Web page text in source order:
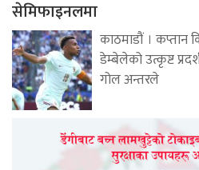
सेमिफाइनलमा
काठमाडौं । कप्तान
डेम्बेलेको उत्कृष्ट
गोल अन्तरले